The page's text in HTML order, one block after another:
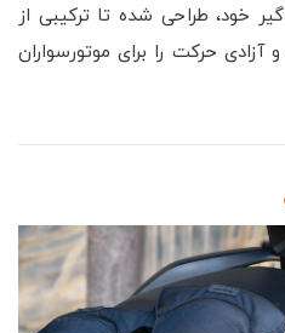
خود، طراحی شده تا ترکیبی از
آزادی حرکت را برای موتورسواران